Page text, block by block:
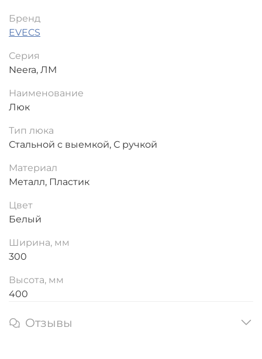
Бренд
EVECS
Серия
Neera, ЛМ
Наименование
Люк
Тип люка
Стальной с выемкой, С ручкой
Материал
Металл, Пластик
Цвет
Белый
Ширина, мм
300
Высота, мм
400
Отзывы